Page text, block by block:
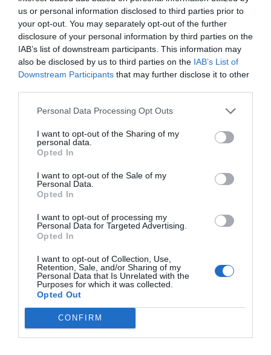
us or personal information disclosed to third parties prior to
your opt-out. You may separately opt-out of the further
disclosure of your personal information by third parties on the
IAB’s list of downstream participants. This information may
also be disclosed by us to third parties on the IAB’s List of
Downstream Participants that may further disclose it to other
Personal Data Processing Opt Outs
I want to opt-out of the Sharing of my
personal data.
Opted In
I want to opt-out of the Sale of my
Personal Data.
Opted In
I want to opt-out of processing my
Personal Data for Targeted Advertising.
Opted In
I want to opt-out of Collection, Use,
Retention, Sale, and/or Sharing of my
Personal Data that Is Unrelated with the
Purposes for which it was collected.
Opted Out
CONFIRM
ψεύτικα μηνύματα ότι ο πρόεδρος Βολοντίμιρ Ζελένσκι
νοσηλευόταν στο νοσοκομείο και σε κρίσιμη κατάσταση.
Τα ουκρανικά ψηφιακά μέσα είναι επίσης συχνός στόχος. Τον
Φεβρουάριο, Ρώσοι χάκερ παραβίασαν πολλά δημοφιλή μέσα
σχετικά με τον πόλεμο. Όλοι αυτοί οι ιστότοποι
παραβιάστηκαν για να διαδοθεί η ίδια ψευδής είδηση ​​- ότι η
Ρωσία κατέστρεψε μια μονάδα των ουκρανικών ειδικών
«Ο εχθρός παρεμβαίνει στη λειτουργία των ουκρανικών
ανέφερε η υπηρεσία ο Nacrada.
«Αυτό δημιουργεί πρόσθετες και εμβαθύνει τις υπάρχουσες
απειλές για την εθνική ασφάλεια της Ουκρανίας», κατέληξε η
ανακοίνωση.